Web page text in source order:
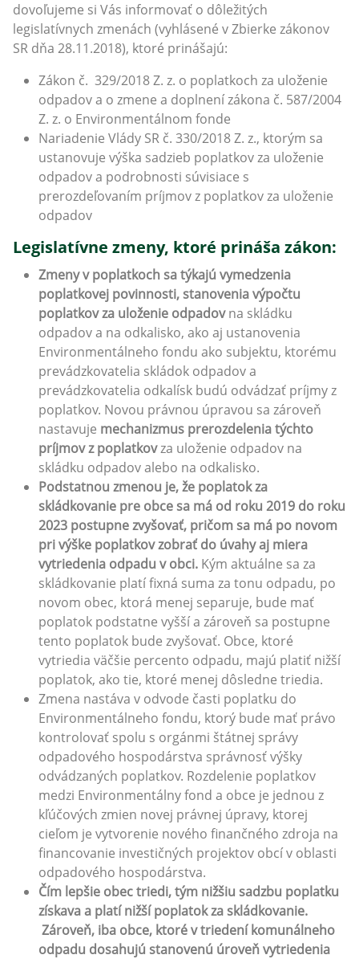
dovoľujeme si Vás informovať o dôležitých
legislatívnych zmenách (vyhlásené v Zbierke zákonov
SR dňa 28.11.2018), ktoré prinášajú:
Zákon č. 329/2018 Z. z. o poplatkoch za uloženie
odpadov a o zmene a doplnení zákona č. 587/2004
Z. z. o Environmentálnom fonde
Nariadenie Vlády SR č. 330/2018 Z. z., ktorým sa
ustanovuje výška sadzieb poplatkov za uloženie
odpadov a podrobnosti súvisiace s
prerozdeľovaním príjmov z poplatkov za uloženie
odpadov
Legislatívne zmeny, ktoré prináša zákon:
Zmeny v poplatkoch sa týkajú vymedzenia
poplatkovej povinnosti, stanovenia výpočtu
poplatkov za uloženie odpadovna skládku
odpadov a na odkalisko, ako aj ustanovenia
Environmentálneho fondu ako subjektu, ktorému
prevádzkovatelia skládok odpadov a
prevádzkovatelia odkalísk budú odvádzať príjmy z
poplatkov. Novou právnou úpravou sa zároveň
nastavuje mechanizmus prerozdelenia týchto
príjmov z poplatkovza uloženie odpadov na
skládku odpadov alebo na odkalisko.
Podstatnou zmenou je, že poplatok za
skládkovanie pre obce sa má od roku 2019 do roku
2023 postupne zvyšovať, pričom sa má po novom
pri výške poplatkov zobrať do úvahy aj miera
vytriedenia odpadu v obci. Kým aktuálne sa za
skládkovanie platí fixná suma za tonu odpadu, po
novom obec, ktorá menej separuje, bude mať
poplatok podstatne vyšší a zároveň sa postupne
tento poplatok bude zvyšovať. Obce, ktoré
vytriedia väčšie percento odpadu, majú platiť nižší
poplatok, ako tie, ktoré menej dôsledne triedia.
Zmena nastáva v odvode časti poplatku do
Environmentálneho fondu, ktorý bude mať právo
kontrolovať spolu s orgánmi štátnej správy
odpadového hospodárstva správnosť výšky
odvádzaných poplatkov. Rozdelenie poplatkov
medzi Environmentálny fond a obce je jednou z
kľúčových zmien novej právnej úpravy, ktorej
cieľom je vytvorenie nového finančného zdroja na
financovanie investičných projektov obcí v oblasti
odpadového hospodárstva.
Čím lepšie obec triedi, tým nižšiu sadzbu poplatku
získava a platí nižší poplatok za skládkovanie.
Zároveň, iba obce, ktoré v triedení komunálneho
odpadu dosahujú stanovenú úroveň vytriedenia